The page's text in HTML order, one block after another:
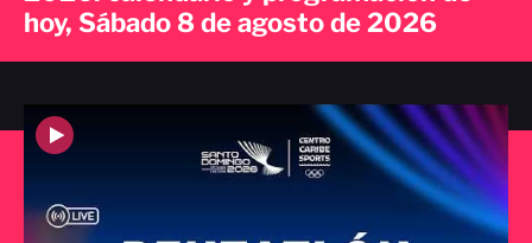
hoy, Sábado 8 de agosto de 2026